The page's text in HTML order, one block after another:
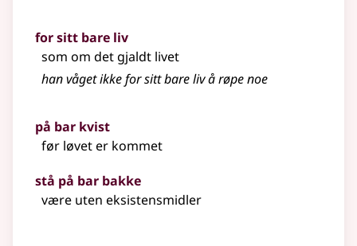
for sitt bare liv
som om det gjaldt livet
han våget ikke for sitt bare liv å røpe noe
på bar kvist
før løvet er kommet
stå på bar bakke
være uten eksistensmidler